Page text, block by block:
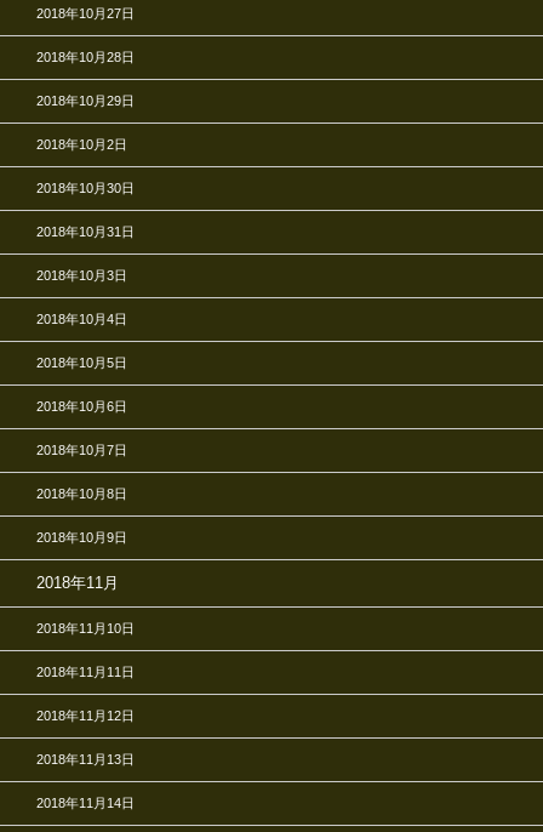
2018年10月27日
2018年10月28日
2018年10月29日
2018年10月2日
2018年10月30日
2018年10月31日
2018年10月3日
2018年10月4日
2018年10月5日
2018年10月6日
2018年10月7日
2018年10月8日
2018年10月9日
2018年11月
2018年11月10日
2018年11月11日
2018年11月12日
2018年11月13日
2018年11月14日